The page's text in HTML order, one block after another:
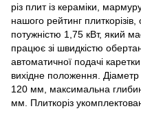
різ плит із кераміки,
нашого рейтинг
потужністю 1,75 кВт, який
працює зі швидкістю
автоматичної подачі
вихідне положення.
120 мм, максимальна
мм. Плиткоріз